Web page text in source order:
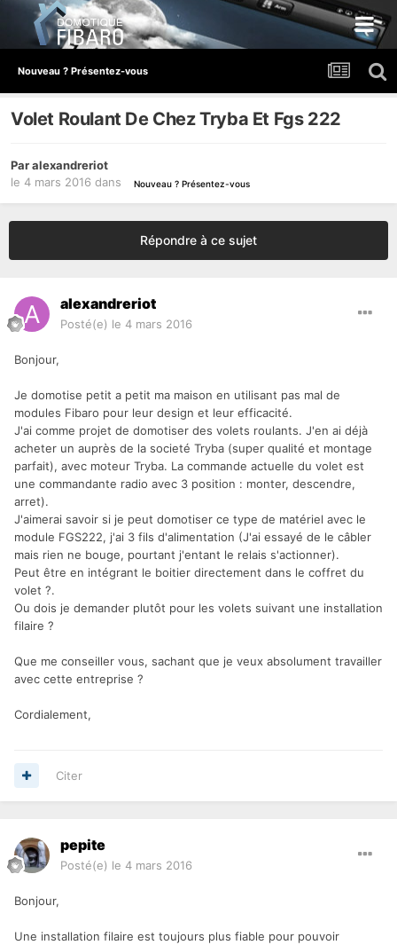
Nouveau ? Présentez-vous
Volet Roulant De Chez Tryba Et Fgs 222
Paralexandreriot
le 4 mars 2016 dans Nouveau ? Présentez-vous
Répondre à ce sujet
alexandreriot
Posté(e) le 4 mars 2016
Bonjour,
Je domotise petit a petit ma maison en utilisant pas mal de
modules Fibaro pour leur design et leur efficacité.
J'ai comme projet de domotiser des volets roulants. J'en ai déjà
acheter un auprès de la societé Tryba (super qualité et montage
parfait), avec moteur Tryba. La commande actuelle du volet est
une commandante radio avec 3 position : monter, descendre,
arret).
J'aimerai savoir si je peut domotiser ce type de matériel avec le
module FGS222, j'ai 3 fils d'alimentation (J'ai essayé de le câbler
mais rien ne bouge, pourtant j'entant le relais s'actionner).
Peut être en intégrant le boitier directement dans le coffret du
volet ?.
Ou dois je demander plutôt pour les volets suivant une installation
filaire ?
Que me conseiller vous, sachant que je veux absolument travailler
avec cette entreprise ?
Cordialement,
Citer
pepite
Posté(e) le 4 mars 2016
Bonjour,
Une installation filaire est toujours plus fiable pour pouvoir